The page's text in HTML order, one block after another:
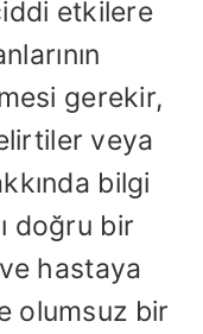
etkilere
gerekir,
veya
bilgi
doğru bir
hastaya
olumsuz bir